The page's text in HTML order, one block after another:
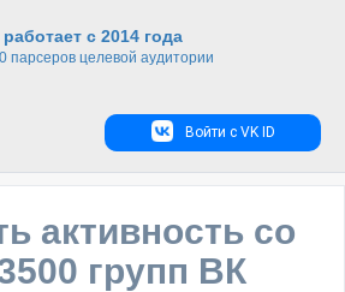
с 2014 года
парсеров целевой аудитории
Войти с VK ID
активность со
групп ВК